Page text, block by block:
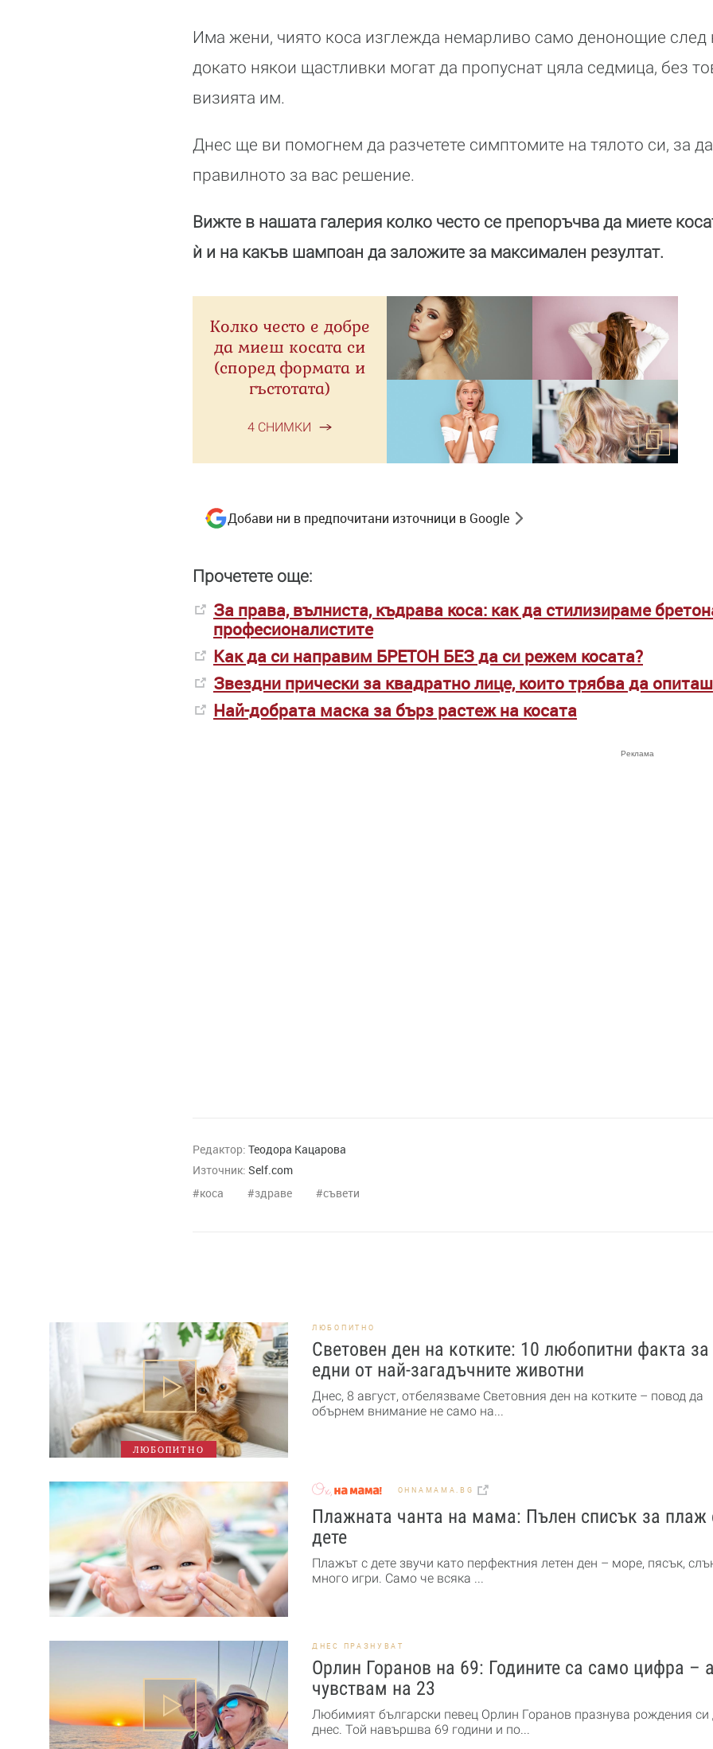
Има жени, чиято коса изглежда немарливо само денонощие след
докато някои щастливки могат да пропуснат цяла седмица, без
визията им.
Днес ще ви помогнем да разчетете симптомите на тялото си, за
правилното за вас решение.
Вижте в нашата галерия колко често се препоръчва да миете
ѝ и на какъв шампоан да заложите за максимален резултат.
Колко често е добре
да миеш косата си
(според формата и
гъстотата)
4 СНИМКИ
Добави ни в предпочитани източници в Google
Прочетете още:
За права, вълниста, къдрава коса: как да стилизираме
професионалистите
Как да си направим БРЕТОН БЕЗ да си режем косата?
Звездни прически за квадратно лице, които трябва да опиташ
Най-добрата маска за бърз растеж на косата
Редактор: Теодора Кацарова
Източник: Self.com
коса
здраве съвети
ЛЮБОПИТНО
ЛЮБОПИТНО
Световен ден на котките: 10 любопитни факта за
едни от най-загадъчните животни
Днес, 8 август, отбелязваме Световния ден на котките – повод да
обърнем внимание не само на...
OHNAMAMA.BG
Плажната чанта на мама: Пълен списък за плаж
дете
Плажът с дете звучи като перфектния летен ден – море, пясък,
много игри. Само че всяка ...
ДНЕС ПРАЗНУВАТ
Орлин Горанов на 69: Годините са само цифра –
чувствам на 23
Любимият български певец Орлин Горанов празнува рождения си
днес. Той навършва 69 години и по...